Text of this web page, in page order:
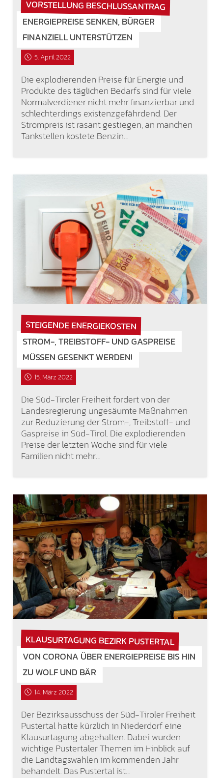
VORSTELLUNG BESCHLUSSANTRAG
ENERGIEPREISE SENKEN, BÜRGER
FINANZIELL UNTERSTÜTZEN
5. April 2022
Die explodierenden Preise für Energie und
Produkte des täglichen Bedarfs sind für viele
Normalverdiener nicht mehr finanzierbar und
schlechterdings existenzgefährdend. Der
Strompreis ist rasant gestiegen, an manchen
Tankstellen kostete Benzin…
STEIGENDE ENERGIEKOSTEN
STROM-, TREIBSTOFF- UND GASPREISE
MÜSSEN GESENKT WERDEN!
15. März 2022
Die Süd-Tiroler Freiheit fordert von der
Landesregierung ungesäumte Maßnahmen
zur Reduzierung der Strom-, Treibstoff- und
Gaspreise in Süd-Tirol. Die explodierenden
Preise der letzten Woche sind für viele
Familien nicht mehr…
KLAUSURTAGUNG BEZIRK PUSTERTAL
VON CORONA ÜBER ENERGIEPREISE BIS HIN
ZU WOLF UND BÄR
14. März 2022
Der Bezirksausschuss der Süd-Tiroler Freiheit
Pustertal hatte kürzlich in Niederdorf eine
Klausurtagung abgehalten. Dabei wurden
wichtige Pustertaler Themen im Hinblick auf
die Landtagswahlen im kommenden Jahr
behandelt. Das Pustertal ist…